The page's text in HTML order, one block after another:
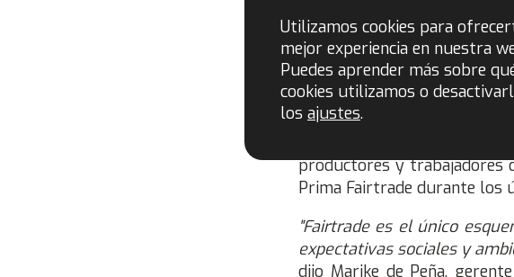
una red de seguridad
resiliencia en medio de
continuas de un mundo
en consulta con productores
Los productores también
productores y trabajadores
Prima Fairtrade durante los
"Fairtrade es el único
expectativas sociales y
dijo Marike de Peña,
Utilizamos cookies para
mejor experiencia en nuestra
Puedes aprender más sobre
cookies utilizamos o
los ajustes.